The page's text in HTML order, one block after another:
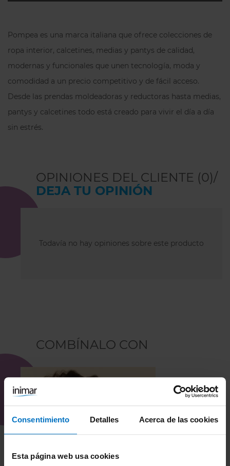
Consentimiento Detalles Acerca de las cookies
Esta página web usa cookies
Pompea es una marca italiana que ofrece colecciones de
ropa interior, calcetines, medias y pantys de calidad,
modernas y funcionales que unen tecnología, moda y
comodidad a un precio competitivo y de fácil acceso.
Desde las prendas moldeadoras y reductoras hasta medias,
pantys y calcetines todo está creado para vivir el día a día
sin estrés.
OPINIONES DEL CLIENTE (0)/
DEJA TU OPINIÓN
Todavía no hay opiniones sobre este producto
COMBÍNALO CON